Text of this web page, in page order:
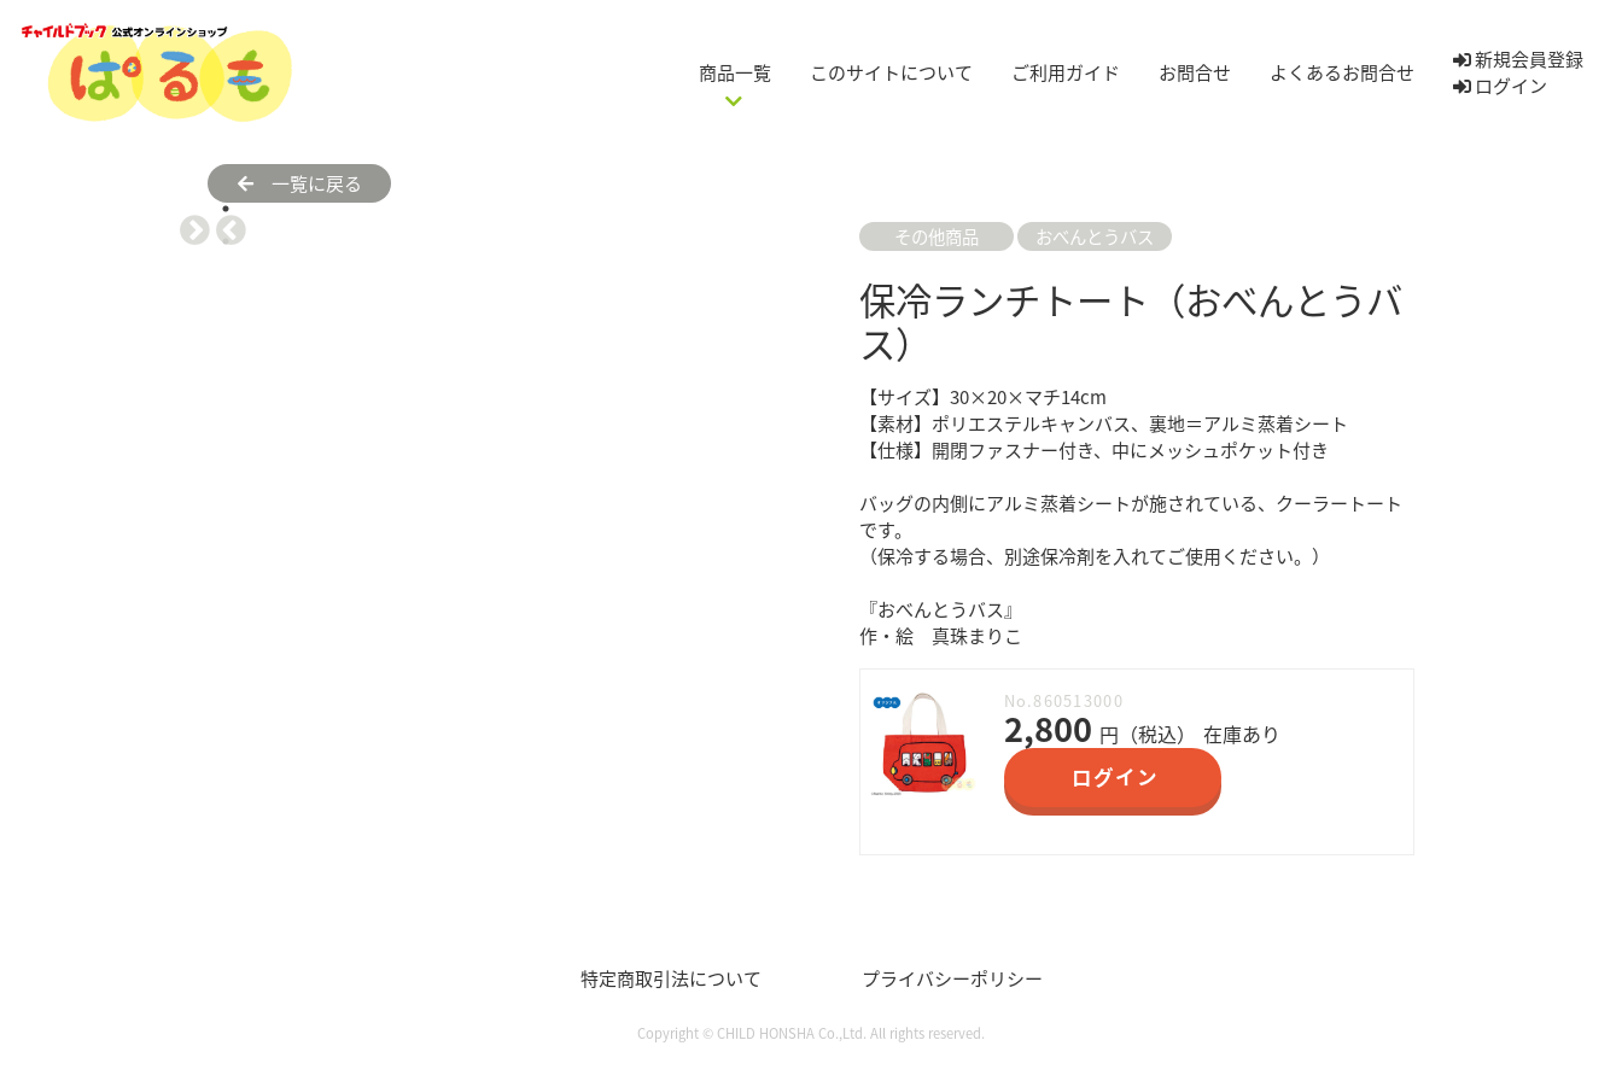
商品一覧 このサイトについて ご利用ガイド お問合せ よくあるお問合せ
新規会員登録
ログイン
一覧に戻る
その他商品 おべんとうバス
保冷ランチトート（おべんとうバ
ス）
【サイズ】30×20×マチ14cm
【素材】ポリエステルキャンバス、裏地＝アルミ蒸着シート
【仕様】開閉ファスナー付き、中にメッシュポケット付き
バッグの内側にアルミ蒸着シートが施されている、クーラートート
です。
（保冷する場合、別途保冷剤を入れてご使用ください。）
『おべんとうバス』
作・絵 真珠まりこ
No.860513000
2,800 円（税込）
在庫あり
ログイン
特定商取引法について プライバシーポリシー
Copyright © CHILD HONSHA Co.,Ltd. All rights reserved.